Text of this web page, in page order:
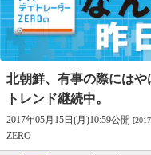
北朝鮮、有事の際にはや
トレンド継続中。
2017年05月15日(月)10:59公開
ZERO